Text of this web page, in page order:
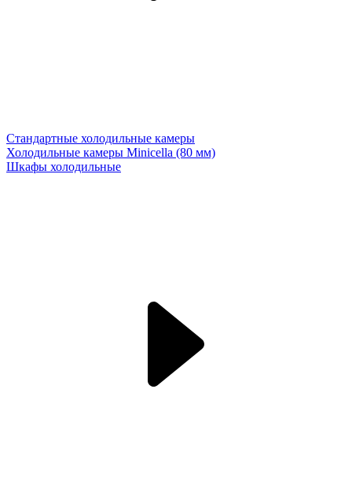
Стандартные холодильные камеры
Холодильные камеры Minicella (80 мм)
Шкафы холодильные